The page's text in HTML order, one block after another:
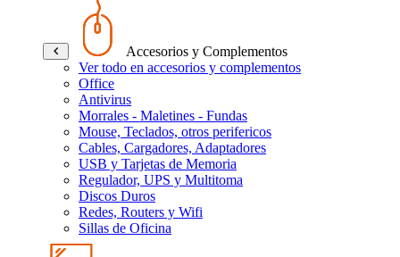
Accesorios y Complementos
Ver todo en accesorios y complementos
Office
Antivirus
Morrales - Maletines - Fundas
Mouse, Teclados, otros perifericos
Cables, Cargadores, Adaptadores
USB y Tarjetas de Memoria
Regulador, UPS y Multitoma
Discos Duros
Redes, Routers y Wifi
Sillas de Oficina